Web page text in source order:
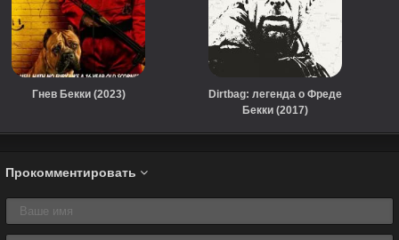
Гнев Бекки (2023)
Dirtbag: легенда о Фреде
Бекки (2017)
Прокомментировать